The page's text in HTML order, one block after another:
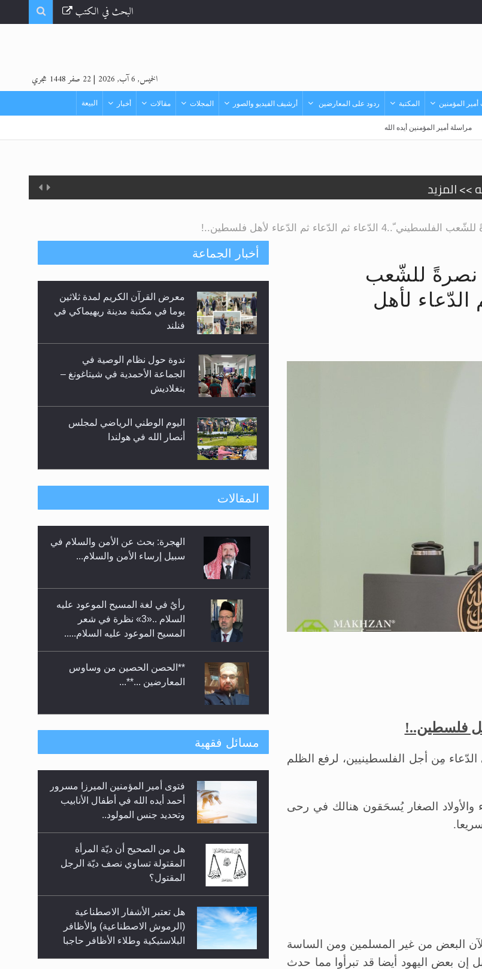
البحث في الكتب
الخميس, 6 آب, 2026 |22 صفر 1448 هجري
المؤمنين المكتبة ردود على المعارضين أرشيف الفيديو والصور المجلات مقالات أخبار البيعة
مراسلة أمير المؤمنين أيده الله
المزيد
أيده الله والمكتب العربي >> المزيد
الإسلام اضغط هنا >> المزيد
>> المزيد
الله عليه وسلم >> المزيد
المزيد
ثم الدّعاء ثم الدّعاء لأهل فلسطين..!
نصرةً للشّعب
ثم الدّعاء لأهل
فلسطين..!
مِن أجل الفلسطينيين، لرفع الظلم
والأولاد الصغار يُسحَقون هنالك في رحى
البعض من غير المسلمين ومن الساسة
بعض اليهود أيضا قد تبرأوا مما حدث
أخبار الجماعة
معرض القرآن الكريم لمدة ثلاثين
يوما في مكتبة مدينة ريهيماكي في
فنلند
ندوة حول نظام الوصية في
الجماعة الأحمدية في شيتاغونغ –
بنغلاديش
اليوم الوطني الرياضي لمجلس
أنصار الله في هولندا
إتمام حفظ القرآن الكريم لثلاثة
حفل توزيع الشهادات في الجامعة
الأحمدية بنيجيريا لعام 2025
المقالات
الهجرة: بحث عن الأمن والسلام في
سبيل إرساء الأمن والسلام...
رأيٌ في لغة المسيح الموعود عليه
السلام ..«3» نظرة في شعر
المسيح الموعود عليه السلام.....
**الحصن الحصين من وساوس
المعارضين ...**...
متطلَّبات التّحريك الجديد...
رأيٌ في لغة المسيح الموعود عليه
السلام.. 4...
مسائل فقهية
فتوى أمير المؤمنين الميرزا مسرور
أحمد أيده الله في أطفال الأنابيب
وتحديد جنس المولود..
هل من الصحيح أن ديّة المرأة
المقتولة تساوي نصف ديّة الرجل
المقتول؟
هل تعتبر الأشفار الاصطناعية
(الرموش الاصطناعية) والأظافر
البلاستيكية وطلاء الأظافر حاجبا